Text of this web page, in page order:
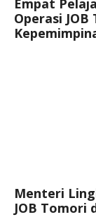
Empat
Operasi
Menteri
JOB Tomori